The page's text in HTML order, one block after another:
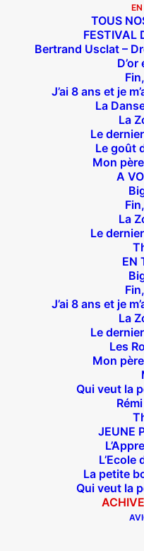
TOUS
FESTIVAL
Bertrand Usclat –
J’ai 8 ans et je
La
La
Le
Le goût
Mon
A
La
Le
EN
J’ai 8 ans et je
La
Le
Les
Mon
Qui veut la
JEUNE
L’Ecole
La petite
Qui veut la